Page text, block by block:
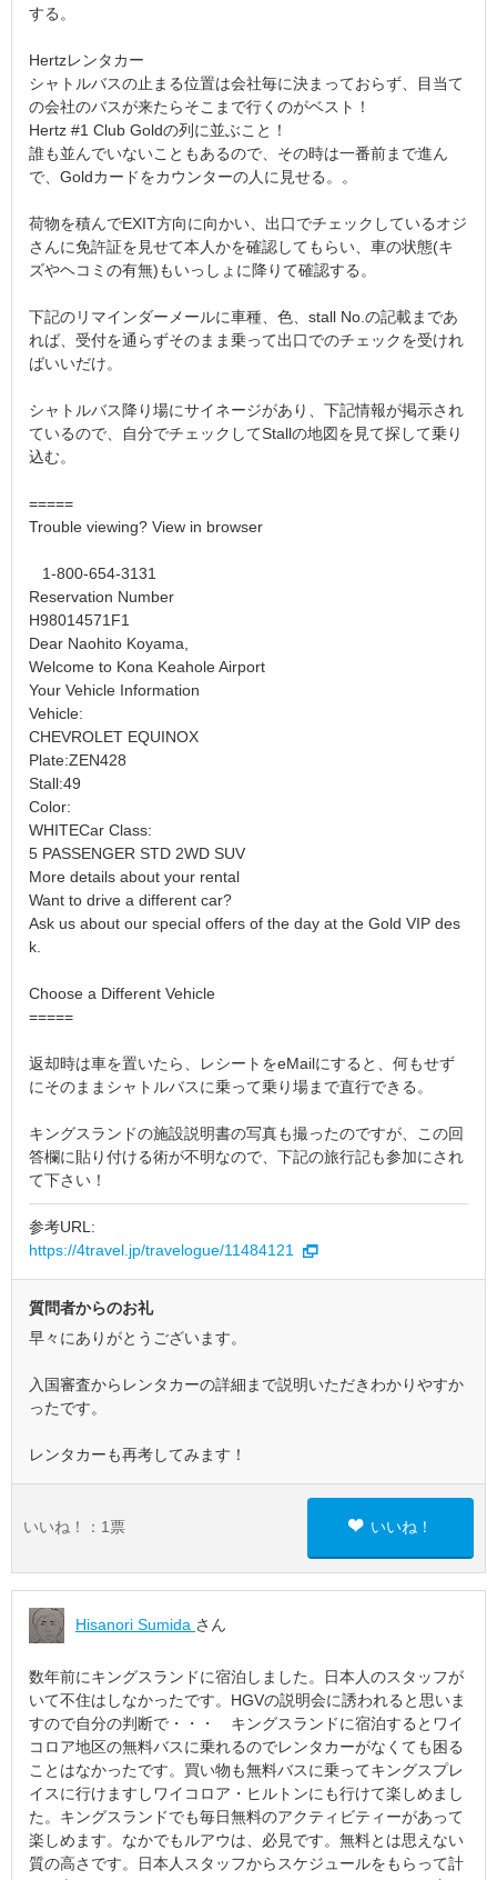
する。
Hertzレンタカー
シャトルバスの止まる位置は会社毎に決まっておらず、目当て
の会社のバスが来たらそこまで行くのがベスト！
Hertz #1 Club Goldの列に並ぶこと！
誰も並んでいないこともあるので、その時は一番前まで進ん
で、Goldカードをカウンターの人に見せる。。
荷物を積んでEXIT方向に向かい、出口でチェックしているオジ
さんに免許証を見せて本人かを確認してもらい、車の状態(キ
ズやヘコミの有無)もいっしょに降りて確認する。
下記のリマインダーメールに車種、色、stall No.の記載まであ
れば、受付を通らずそのまま乗って出口でのチェックを受けれ
ばいいだけ。
シャトルバス降り場にサイネージがあり、下記情報が掲示され
ているので、自分でチェックしてStallの地図を見て探して乗り
込む。
=====
Trouble viewing? View in browser
1-800-654-3131
Reservation Number
H98014571F1
Dear Naohito Koyama,
Welcome to Kona Keahole Airport
Your Vehicle Information
Vehicle:
CHEVROLET EQUINOX
Plate:ZEN428
Stall:49
Color:
WHITECar Class:
5 PASSENGER STD 2WD SUV
More details about your rental
Want to drive a different car?
Ask us about our special offers of the day at the Gold VIP des
k.
Choose a Different Vehicle
=====
返却時は車を置いたら、レシートをeMailにすると、何もせず
にそのままシャトルバスに乗って乗り場まで直行できる。
キングスランドの施設説明書の写真も撮ったのですが、この回
答欄に貼り付ける術が不明なので、下記の旅行記も参加にされ
て下さい！
参考URL:
https://4travel.jp/travelogue/11484121
質問者からのお礼
早々にありがとうございます。
入国審査からレンタカーの詳細まで説明いただきわかりやすか
ったです。
レンタカーも再考してみます！
いいね！： 1 票 いいね！
Hisanori Sumida さん
数年前にキングスランドに宿泊しました。日本人のスタッフが
いて不住はしなかったです。HGVの説明会に誘われると思いま
すので自分の判断で・・・ キングスランドに宿泊するとワイ
コロア地区の無料バスに乗れるのでレンタカーがなくても困る
ことはなかったです。買い物も無料バスに乗ってキングスプレ
イスに行けますしワイコロア・ヒルトンにも行けて楽しめまし
た。キングスランドでも毎日無料のアクティビティーがあって
楽しめます。なかでもルアウは、必見です。無料とは思えない
質の高さです。日本人スタッフからスケジュールをもらって計